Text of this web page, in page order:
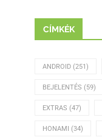
CÍMKÉK
ANDROID (251)
BEJELENTÉS (59)
EXTRAS (47)
HONAMI (34)